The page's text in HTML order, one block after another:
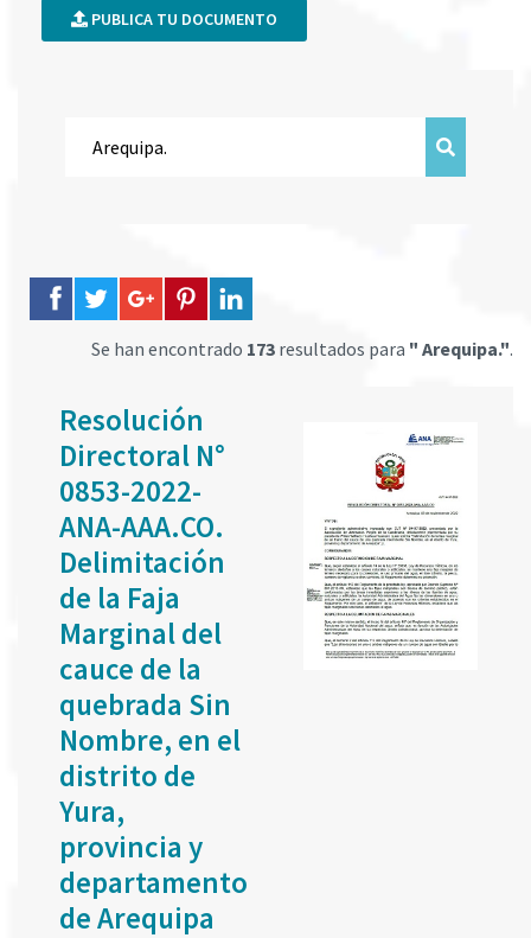
PUBLICA TU DOCUMENTO
Se han encontrado 173 resultados para " Arequipa.".
Resolución
Directoral N°
0853-2022-
ANA-AAA.CO.
Delimitación
de la Faja
Marginal del
cauce de la
quebrada Sin
Nombre, en el
distrito de
Yura,
provincia y
departamento
de Arequipa